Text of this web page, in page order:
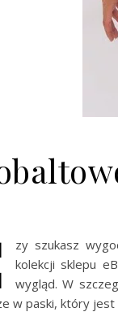
zy szukasz
kolekcji sklepu
wygląd. W
w paski, który jest